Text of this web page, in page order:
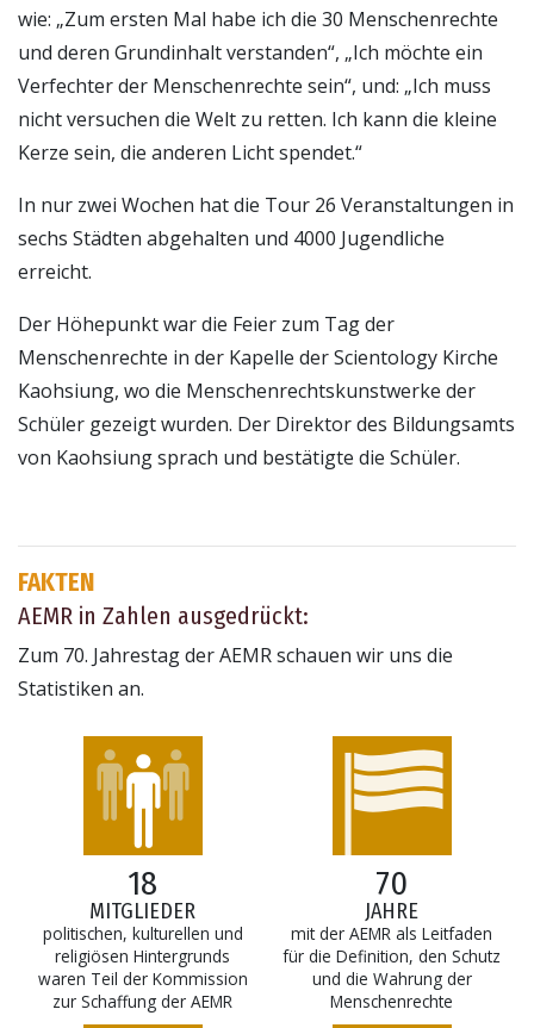
wie: „Zum ersten Mal habe ich die 30 Menschenrechte
und deren Grundinhalt verstanden“, „Ich möchte ein
Verfechter der Menschenrechte sein“, und: „Ich muss
nicht versuchen die Welt zu retten. Ich kann die kleine
Kerze sein, die anderen Licht spendet.“
In nur zwei Wochen hat die Tour 26 Veranstaltungen in
sechs Städten abgehalten und 4000 Jugendliche
erreicht.
Der Höhepunkt war die Feier zum Tag der
Menschenrechte in der Kapelle der Scientology Kirche
Kaohsiung, wo die Menschenrechtskunstwerke der
Schüler gezeigt wurden. Der Direktor des Bildungsamts
von Kaohsiung sprach und bestätigte die Schüler.
FAKTEN
AEMR in Zahlen ausgedrückt:
Zum 70. Jahrestag der AEMR schauen wir uns die
Statistiken an.
18
MITGLIEDER
politischen, kulturellen und
religiösen Hintergrunds
waren Teil der Kommission
zur Schaffung der AEMR
70
JAHRE
mit der AEMR als Leitfaden
für die Definition, den Schutz
und die Wahrung der
Menschenrechte